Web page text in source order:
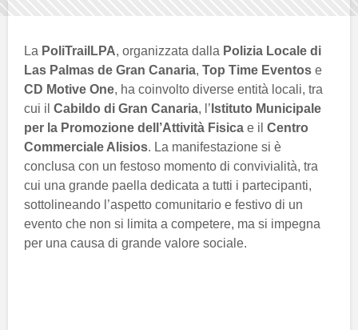
La PoliTrailLPA, organizzata dalla Polizia Locale di
Las Palmas de Gran Canaria, Top Time Eventos e
CD Motive One, ha coinvolto diverse entità locali, tra
cui il Cabildo di Gran Canaria, l’ Istituto Municipale
per la Promozione dell’Attività Fisica e il Centro
Commerciale Alisios. La manifestazione si è
conclusa con un festoso momento di convivialità, tra
cui una grande paella dedicata a tutti i partecipanti,
sottolineando l’aspetto comunitario e festivo di un
evento che non si limita a competere, ma si impegna
per una causa di grande valore sociale.